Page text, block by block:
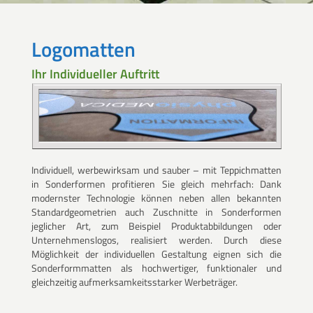
Logomatten
Ihr Individueller Auftritt
Individuell, werbewirksam und sauber – mit Teppichmatten
in Sonderformen profitieren Sie gleich mehrfach: Dank
modernster Technologie können neben allen bekannten
Standardgeometrien auch Zuschnitte in Sonderformen
jeglicher Art, zum Beispiel Produktabbildungen oder
Unternehmenslogos, realisiert werden. Durch diese
Möglichkeit der individuellen Gestaltung eignen sich die
Sonderformmatten als hochwertiger, funktionaler und
gleichzeitig aufmerksamkeitsstarker Werbeträger.